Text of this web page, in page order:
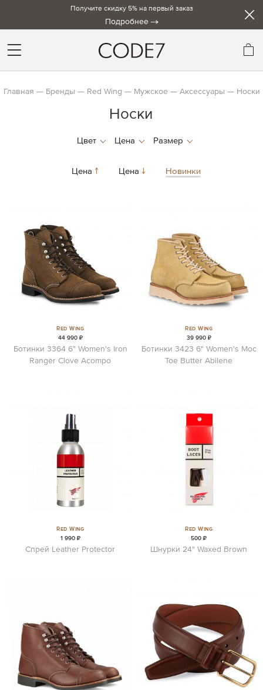
Получите скидку 5% на первый заказ
Подробнее
Главная Бренды Red Wing Мужское Аксессуары Носки
Носки
Цена Цена Новинки
Red Wing
44 990 ₽
Ботинки 3364 6" Women's Iron
Ranger Clove Acompo
Red Wing
39 990 ₽
Ботинки 3423 6" Women's Moc
Toe Butter Abilene
Red Wing
1 990 ₽
Спрей Leather Protector
Red Wing
500 ₽
Шнурки 24" Waxed Brown